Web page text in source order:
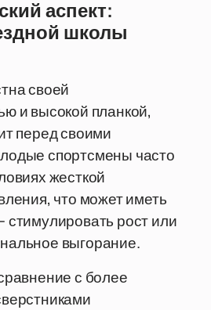
аспект:
школы
своей
и высокой планкой,
перед своими
спортсмены часто
жесткой
что может иметь
рост или
выгорание.
с более